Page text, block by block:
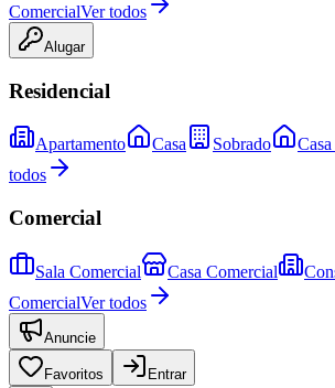
ComercialVer todos
Alugar
Residencial
Apartamento Casa Sobrado
todos
Comercial
Sala Comercial Casa Comercial
ComercialVer todos
Anuncie
Favoritos Entrar